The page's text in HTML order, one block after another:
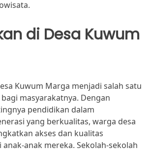
di Desa Kuwum
Kuwum Marga menjadi salah satu
masyarakatnya. Dengan
pendidikan dalam
yang berkualitas, warga desa
akses dan kualitas
anak mereka. Sekolah-sekolah